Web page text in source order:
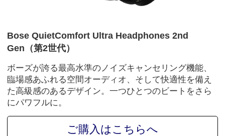
Bose QuietComfort Ultra Headphones 2nd
Gen（第2世代）
ボーズが誇る最高水準のノイズキャンセリング機能、
臨場感あふれる空間オーディオ、そして快適性を備え
た高級感のあるデザイン。一つひとつのビートをさら
にパワフルに。
ご購入はこちらへ